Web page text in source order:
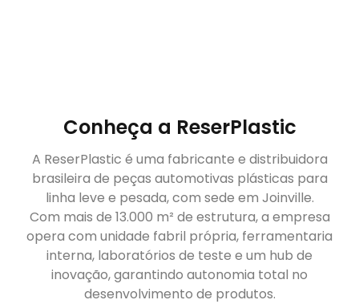
Conheça a ReserPlastic
A ReserPlastic é uma fabricante e distribuidora
brasileira de peças automotivas plásticas para
linha leve e pesada, com sede em Joinville.
Com mais de 13.000 m² de estrutura, a empresa
opera com unidade fabril própria, ferramentaria
interna, laboratórios de teste e um hub de
inovação, garantindo autonomia total no
desenvolvimento de produtos.